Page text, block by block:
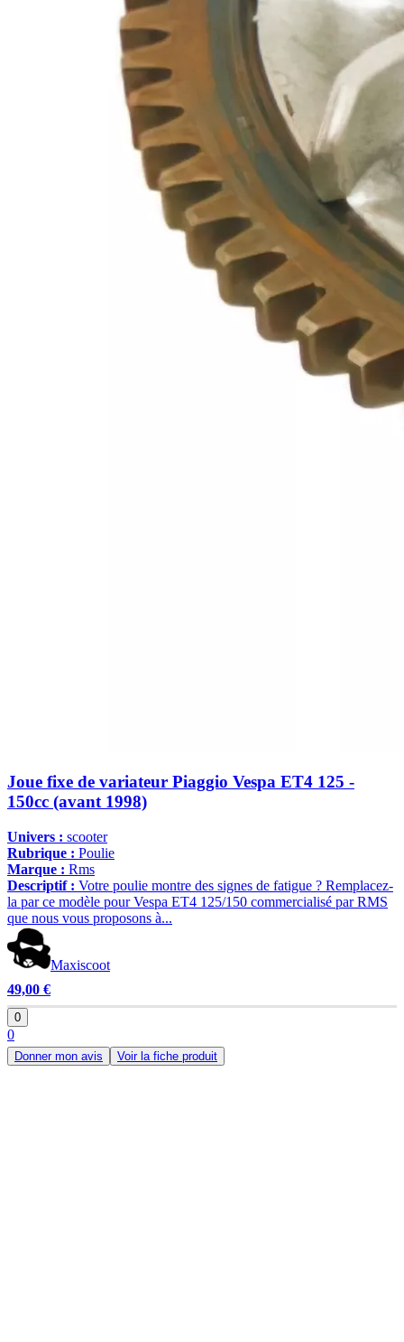
Joue fixe de variateur Piaggio Vespa ET4 125 -
150cc (avant 1998)
Univers : scooter
Rubrique : Poulie
Marque : Rms
Descriptif : Votre poulie montre des signes de fatigue ? Remplacez-
la par ce modèle pour Vespa ET4 125/150 commercialisé par RMS
que nous vous proposons à...
Maxiscoot
49,00 €
0
0
Donner mon avis Voir la fiche produit